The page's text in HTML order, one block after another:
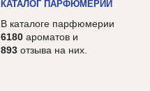
КАТАЛОГ ПАРФЮМЕРИИ
В каталоге парфюмерии
6180 ароматов и
893 отзыва на них.